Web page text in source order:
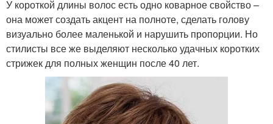
У короткой длины волос есть одно коварное свойство –
она может создать акцент на полноте, сделать голову
визуально более маленькой и нарушить пропорции. Но
стилисты все же выделяют несколько удачных коротких
стрижек для полных женщин после 40 лет.